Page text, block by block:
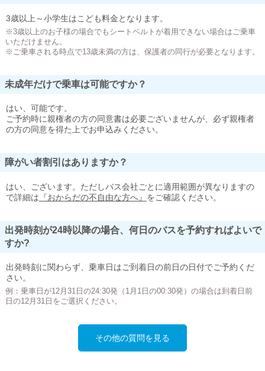
3歳以上～小学生はこども料金となります。
※3歳以上のお子様の場合でもシートベルトが着用できない場合はご乗車
いただけません。
※ご乗車される時点で13歳未満の方は、保護者の同行が必要となります。
未成年だけで乗車は可能ですか？
はい、可能です。
ご予約時に親権者の方の同意書は必要ございませんが、必ず親権者
の方の同意を得た上でお申込みください。
障がい者割引はありますか？
はい、ございます。ただしバス会社ごとに適用範囲が異なりますの
で詳細は 『おからだの不自由な方へ』 をご確認ください。
出発時刻が24時以降の場合、何日のバスを予約すればよいで
すか?
出発時刻に関わらず、乗車日はご到着日の前日の日付でご予約くだ
さい。
例：乗車日が12月31日の24:30発（1月1日の00:30発）の場合は到着日前
日の12月31日をご選択ください。
その他の質問を見る